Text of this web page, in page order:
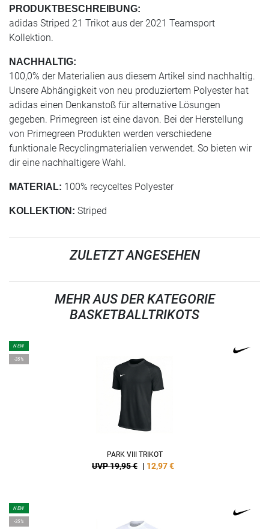
PRODUKTBESCHREIBUNG:
adidas Striped 21 Trikot aus der 2021 Teamsport
Kollektion.
NACHHALTIG:
100,0% der Materialien aus diesem Artikel sind nachhaltig.
Unsere Abhängigkeit von neu produziertem Polyester hat
adidas einen Denkanstoß für alternative Lösungen
gegeben. Primegreen ist eine davon. Bei der Herstellung
von Primegreen Produkten werden verschiedene
funktionale Recyclingmaterialien verwendet. So bieten wir
dir eine nachhaltigere Wahl.
MATERIAL: 100% recyceltes Polyester
KOLLEKTION: Striped
ZULETZT ANGESEHEN
MEHR AUS DER KATEGORIE
BASKETBALLTRIKOTS
NEW
-35%
PARK VIII TRIKOT
UVP 19,95 € | 12,97€
NEW
-35%